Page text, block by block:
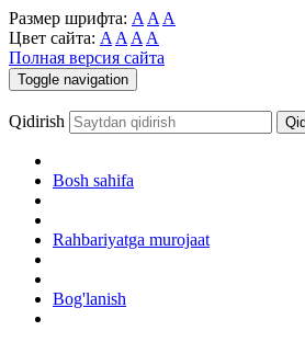
Размер шрифта: A A A
Цвет сайта: A A A A
Полная версия сайта
Toggle navigation
Qidirish
Bosh sahifa
Rahbariyatga murojaat
Bog'lanish